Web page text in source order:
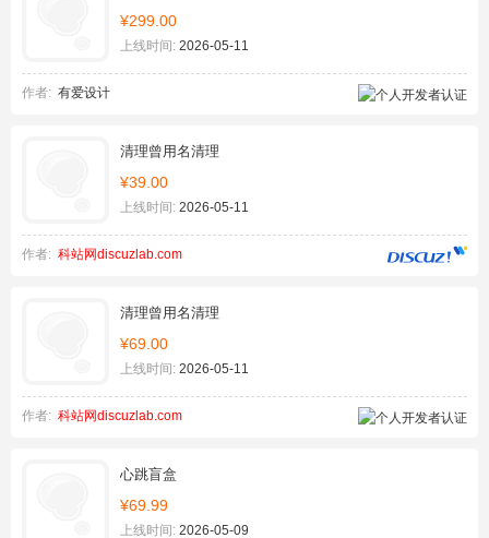
¥299.00
上线时间: 2026-05-11
作者: 有爱设计
清理曾用名清理
¥39.00
上线时间: 2026-05-11
作者: 科站网discuzlab.com
清理曾用名清理
¥69.00
上线时间: 2026-05-11
作者: 科站网discuzlab.com
心跳盲盒
¥69.99
上线时间: 2026-05-09